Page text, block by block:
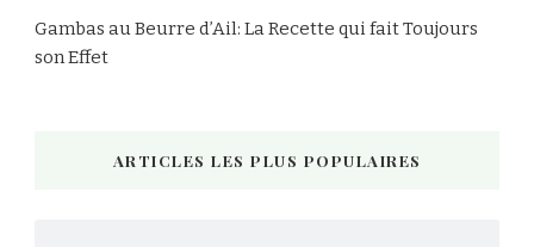
Gambas au Beurre d’Ail: La Recette qui fait Toujours
son Effet
ARTICLES LES PLUS POPULAIRES